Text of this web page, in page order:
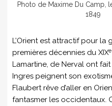
Photo de Maxime Du Camp,
1849
L’Orient est attractif pour
premières décennies du XIXe
Lamartine, de Nerval ont
Ingres peignent son
Flaubert rêve d’aller en
fantasmer les occidentaux.